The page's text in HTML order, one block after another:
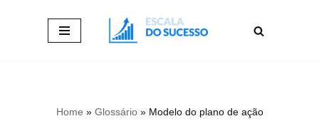
Home » Glossário» Modelo do plano de ação